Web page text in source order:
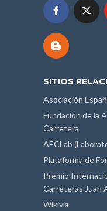
SITIOS
Asociación
Fundación de la
Carretera
AECLab
Plataforma de
Premio
Carreteras Juan
Wikivia